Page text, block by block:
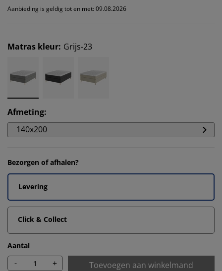
Aanbieding is geldig tot en met: 09.08.2026
Matras kleur: Grijs-23
Afmeting:
140x200
Bezorgen of afhalen?
Levering
Click & Collect
Aantal
- + Toevoegen aan winkelmand